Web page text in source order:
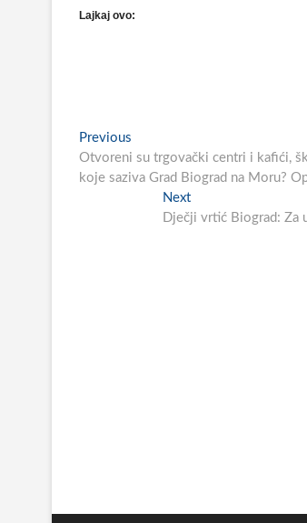
Lajkaj ovo:
Navigacija
objava
Previous
post:
Otvoreni su trgovački centri i kafići,
koje saziva Grad Biograd na Moru?
NextNext
post:
Dječji vrtić Biograd: Za